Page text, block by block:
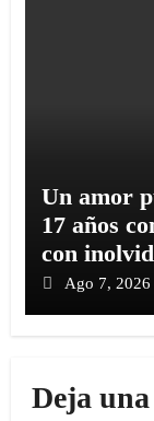
Un amor
17 años
con
en su
Ago 7, 2026
Deja